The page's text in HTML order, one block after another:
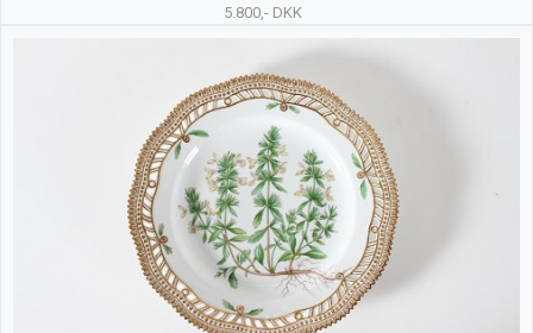
5.800,- DKK